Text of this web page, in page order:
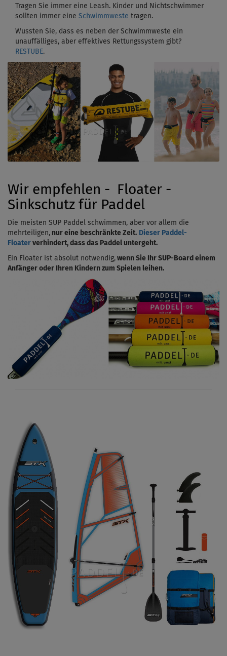
Tragen Sie immer eine Leash. Kinder und Nichtschwimmer
sollten immer eine Schwimmweste tragen.
Wussten Sie, dass es neben der Schwimmweste ein
unauffälliges, aber effektives Rettungssystem gibt?
RESTUBE.
Wir empfehlen - Floater -
Sinkschutz für Paddel
Die meisten SUP Paddel schwimmen, aber vor allem die
mehrteiligen, nur eine beschränkte Zeit. Dieser Paddel-
Floater verhindert, dass das Paddel untergeht.
Ein Floater ist absolut notwendig, wenn Sie Ihr SUP-Board einem
Anfänger oder Ihren Kindern zum Spielen leihen.